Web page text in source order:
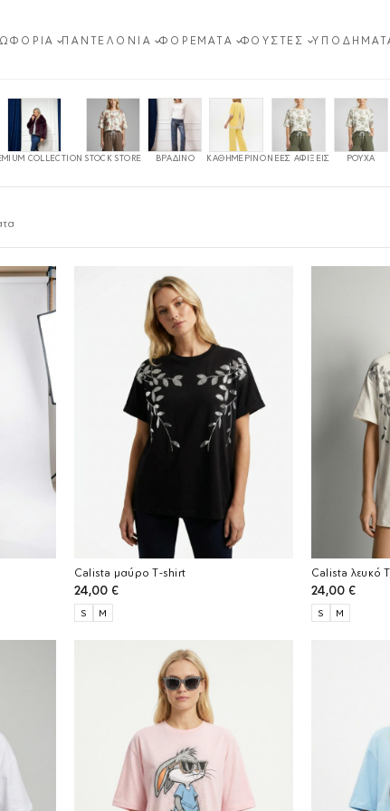
ΠΑΝΤΕΛΌΝΙΑ ΦΟΡΈΜΑΤΑ ΦΟΎΣΤΕΣ
COLLECTION STOCK STORE ΒΡΑΔΙΝΌ ΚΑΘΗΜΕΡΙΝΌΝΈΕΣ ΑΦΊΞΕΙΣ ΡΟΎΧΑ
Calista μαύρο T-shirt
24,00 €
S M
Calista λευκό
24,00 €
S M